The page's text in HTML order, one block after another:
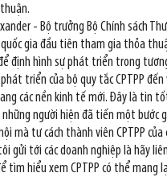
- Bộ trưởng Bộ Chính sách
gia đầu tiên tham gia thỏa
định hình sự phát triển trong
triển của bộ quy tắc CPTPP
các nền kinh tế mới. Đây là tin
những người hiện đã tiến một bước
mà tư cách thành viên CPTPP
gửi tới các doanh nghiệp là hãy
tìm hiểu xem CPTPP có thể mang